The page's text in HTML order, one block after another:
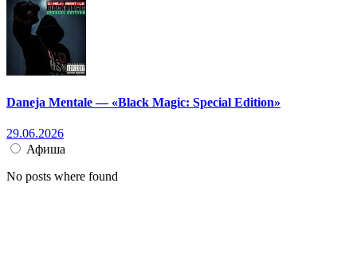
Daneja Mentale — «Black Magic: Special Edition»
29.06.2026
Афиша
No posts where found